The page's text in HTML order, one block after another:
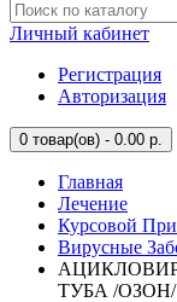
Личный кабинет
Регистрация
Авторизация
0 товар(ов) - 0.00 р.
Главная
Лечение
Курсовой
Вирусные
ТУБА /ОЗОН/